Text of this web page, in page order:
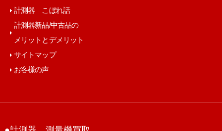
計測器 こぼれ話
計測器新品/中古品の
メリットとデメリット
サイトマップ
お客様の声